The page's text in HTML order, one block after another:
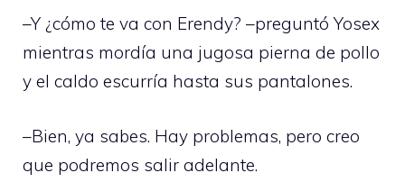
–Y ¿cómo te va con Erendy? –preguntó Yosex
mientras mordía una jugosa pierna de pollo
y el caldo escurría hasta sus pantalones.
–Bien, ya sabes. Hay problemas, pero creo
que podremos salir adelante.